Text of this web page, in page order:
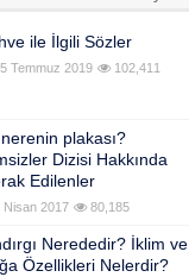
ile İlgili Sözler
Temmuz 2019 102,411
plakası?
Dizisi Hakkında
Edilenler
Nisan 2017 80,185
Nerededir? İklim ve
Özellikleri Nelerdir?